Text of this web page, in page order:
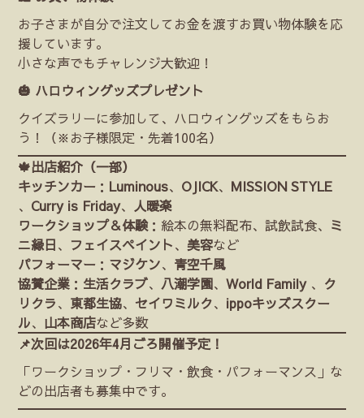
お子さまが自分で注文してお金を渡すお買い物体験を応
援しています。
小さな声でもチャレンジ大歓迎！
🎃 ハロウィングッズプレゼント
クイズラリーに参加して、ハロウィングッズをもらお
う！（※お子様限定・先着100名）
🍁出店紹介（一部）
キッチンカー ： Luminous、 OJICK、 MISSION STYLE
、 Curry is Friday、 人暖楽
ワークショップ＆体験：絵本の無料配布、試飲試食、 ミ
ニ縁日、 フェイスペイント、 美容など
パフォーマー ： マジケン、 青空千風
協賛企業 ： 生活クラブ、 八潮学園、World Family 、 ク
リクラ、 東都生協、セイワミルク、 ippoキッズスクー
ル、 山本商店など多数
📌次回は2026年4月ごろ開催予定！
「ワークショップ・フリマ・飲食・パフォーマンス」な
どの出店者も募集中です。